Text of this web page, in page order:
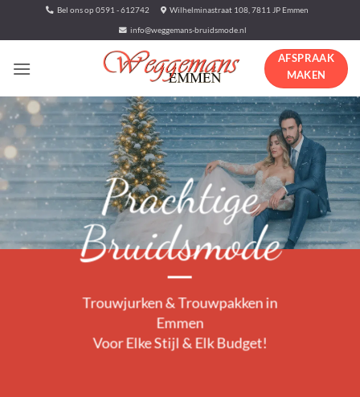
Bel ons op 0591 - 612742 Wilhelminastraat 108, 7811 JP Emmen
info@weggemans-bruidsmode.nl
AFSPRAAK
MAKEN
Prachtige
Bruidsmode
Trouwjurken & Trouwpakken in
Emmen
Voor Elke Stijl & Elk Budget!